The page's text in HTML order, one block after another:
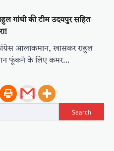
गांधी की टीम उदयपुर सहित
आलाकमान, खासकर राहुल
फूंकने के लिए कमर…
Search